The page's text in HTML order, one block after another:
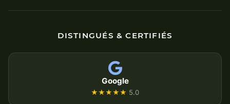
DISTINGUÉS & CERTIFIÉS
Google
★★★★★ 5.0